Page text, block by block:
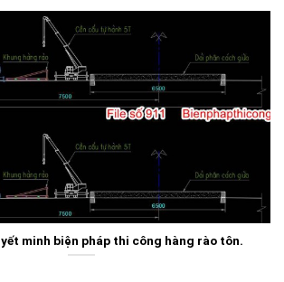
minh biện pháp thi công hàng rào tôn.